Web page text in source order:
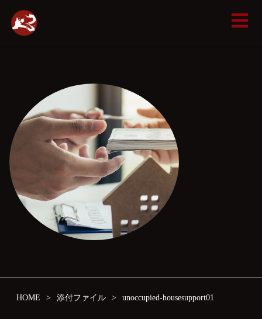
HOME 添付ファイル unoccupied-housesupport01